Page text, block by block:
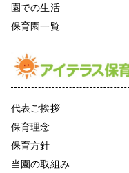
園での生活
保育園一覧
代表ご挨拶
保育理念
保育方針
当園の取組み